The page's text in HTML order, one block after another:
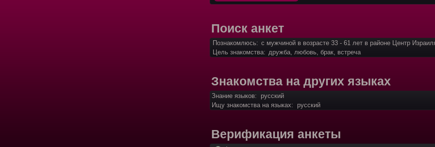
Поиск анкет
Познакомлюсь: с мужчиной в возрасте 33 - 61 лет в районе Центр
Цель знакомства: дружба, любовь, брак, встреча
Знакомства на других языках
Знание языков: русский
Ищу знакомства на языках: русский
Верификация анкеты